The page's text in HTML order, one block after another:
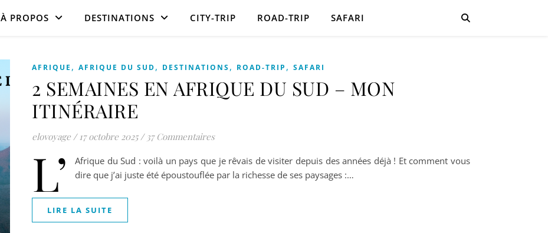
À PROPOS DESTINATIONS CITY-TRIP ROAD-TRIP SAFARI
AFRIQUE , AFRIQUE DU SUD, DESTINATIONS, ROAD-TRIP , SAFARI
2 SEMAINES EN AFRIQUE DU SUD – MON
ITINÉRAIRE
elovoyage / 17 octobre 2025 / 37 Commentaires
L’
Afrique du Sud : voilà un pays que je rêvais de visiter depuis des années déjà ! Et comment vous
dire que j’ai juste été époustouflée par la richesse de ses paysages :…
LIRE LA SUITE